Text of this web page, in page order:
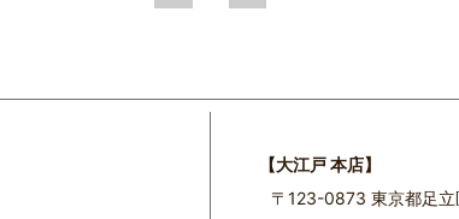
【大江戸 本店】
〒123-0873 東京都足